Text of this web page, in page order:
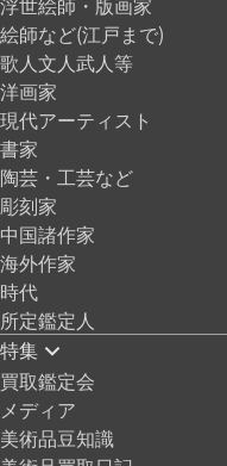
絵師など(江戸まで)
歌人文人武人等
洋画家
現代アーティスト
書家
陶芸・工芸など
彫刻家
中国諸作家
海外作家
時代
所定鑑定人
特集
買取鑑定会
メディア
美術品豆知識